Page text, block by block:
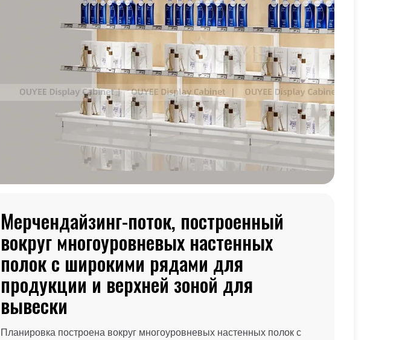
Мерчендайзинг-поток, построенный
вокруг многоуровневых настенных
полок с широкими рядами для
продукции и верхней зоной для
вывески
Планировка построена вокруг многоуровневых настенных полок с